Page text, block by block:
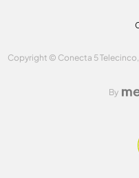
Copyright © Conecta 5
By